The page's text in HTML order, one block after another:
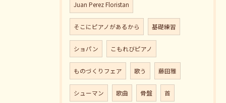
Juan Perez Floristan
そこにピアノがあるから 基礎練習
ショパン こもれびピアノ
ものづくりフェア 歌う 藤田雅
シューマン 歌曲 骨盤 首